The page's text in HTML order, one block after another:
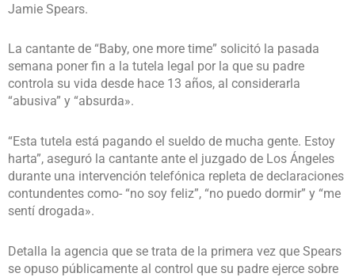
Jamie Spears.
La cantante de “Baby, one more time” solicitó la pasada
semana poner fin a la tutela legal por la que su padre
controla su vida desde hace 13 años, al considerarla
“abusiva” y “absurda».
“Esta tutela está pagando el sueldo de mucha gente. Estoy
harta”, aseguró la cantante ante el juzgado de Los Ángeles
durante una intervención telefónica repleta de declaraciones
contundentes como- “no soy feliz”, “no puedo dormir” y “me
sentí drogada».
Detalla la agencia que se trata de la primera vez que Spears
se opuso públicamente al control que su padre ejerce sobre